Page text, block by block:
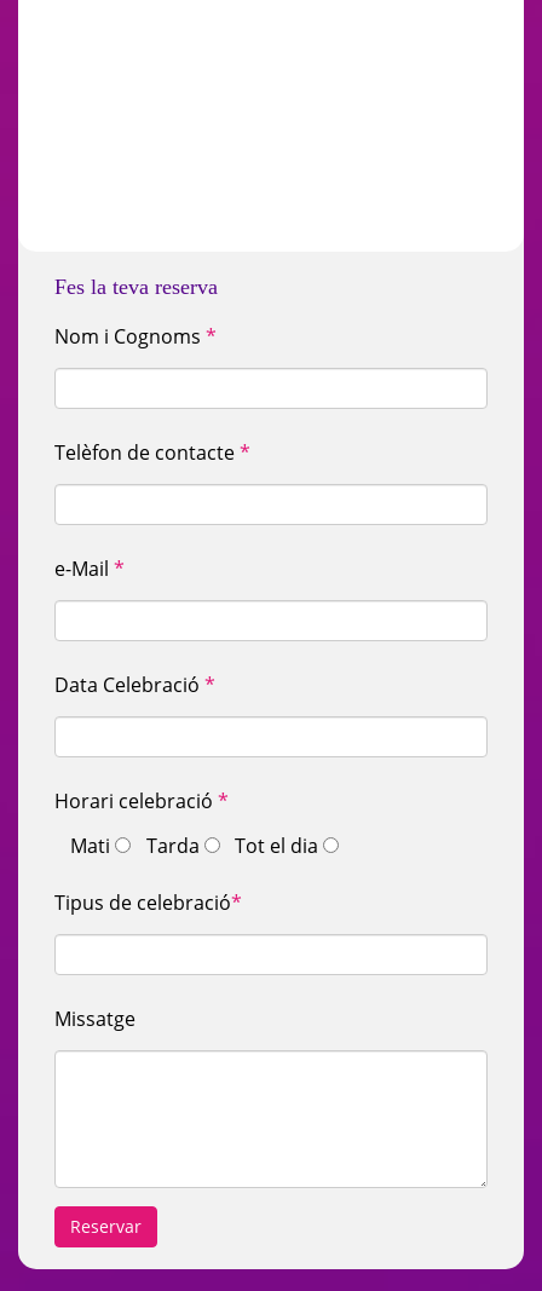
Fes la teva reserva
Nom i Cognoms *
Telèfon de contacte*
e-Mail *
Data Celebració *
Horari celebració *
Mati
Tarda Tot el dia
Tipus de celebració*
Missatge